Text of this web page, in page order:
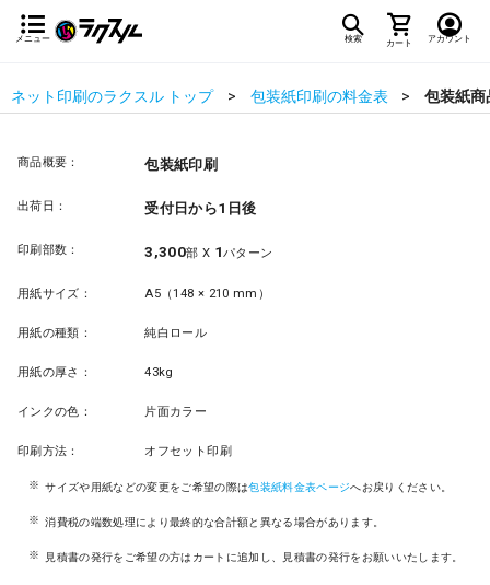
メニュー 検索 カート アカウント
ネット印刷のラクスル トップ 包装紙印刷の料金表 包装紙商
商品概要： 包装紙印刷
出荷日： 受付日から1日後
印刷部数： 3,300部 X 1パターン
用紙サイズ： A5（148 × 210 mm）
用紙の種類： 純白ロール
用紙の厚さ： 43kg
インクの色： 片面カラー
印刷方法： オフセット印刷
サイズや用紙などの変更をご希望の際は包装紙料金表ページへお戻りください。
消費税の端数処理により最終的な合計額と異なる場合があります。
見積書の発行をご希望の方はカートに追加し、見積書の発行をお願いいたします。